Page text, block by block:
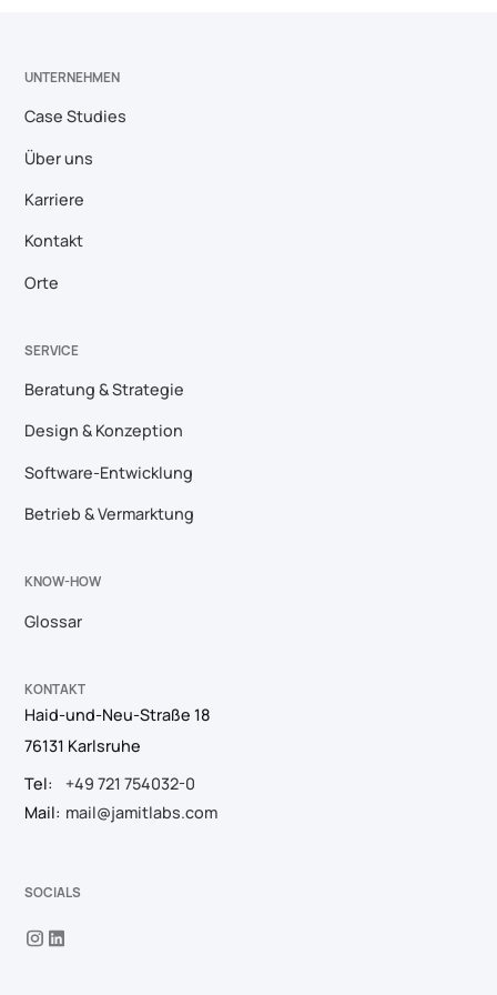
UNTERNEHMEN
Case Studies
Über uns
Karriere
Kontakt
Orte
SERVICE
Beratung & Strategie
Design & Konzeption
Software-Entwicklung
Betrieb & Vermarktung
KNOW-HOW
Glossar
KONTAKT
Haid-und-Neu-Straße 18
76131 Karlsruhe
Tel:
+49 721 754032-0
Mail: mail@jamitlabs.com
SOCIALS